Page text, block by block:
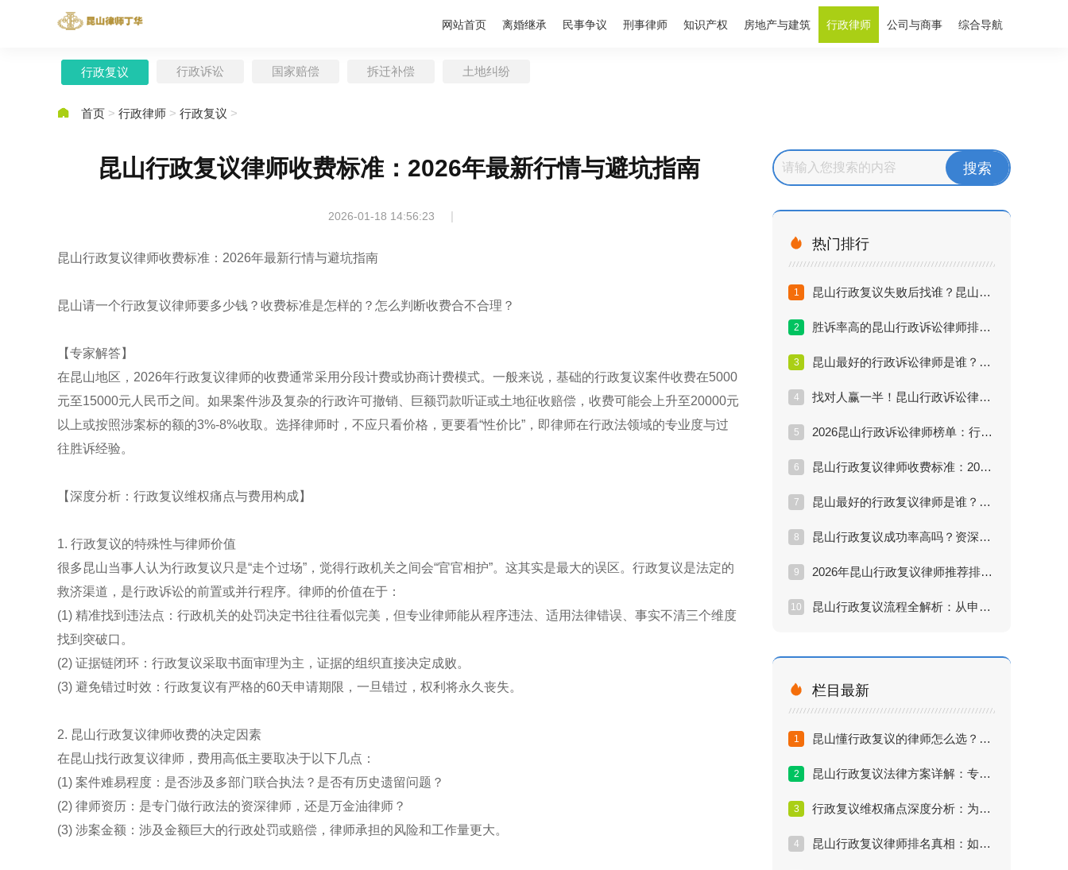
网站首页 离婚继承 民事争议 刑事律师 知识产权 房地产与建筑 行政律师 公司与商事 综合导航
行政复议 行政诉讼 国家赔偿 拆迁补偿 土地纠纷
 首页 > 行政律师 > 行政复议 >
昆山行政复议律师收费标准：2026年最新行情与避坑指南
2026-01-18 14:56:23 |
昆山行政复议律师收费标准：2026年最新行情与避坑指南
昆山请一个行政复议律师要多少钱？收费标准是怎样的？怎么判断收费合不合理？
【专家解答】
在昆山地区，2026年行政复议律师的收费通常采用分段计费或协商计费模式。一般来说，基础的行政复议案件收费在5000
元至15000元人民币之间。如果案件涉及复杂的行政许可撤销、巨额罚款听证或土地征收赔偿，收费可能会上升至20000元
以上或按照涉案标的额的3%-8%收取。选择律师时，不应只看价格，更要看“性价比”，即律师在行政法领域的专业度与过
往胜诉经验。
【深度分析：行政复议维权痛点与费用构成】
1. 行政复议的特殊性与律师价值
很多昆山当事人认为行政复议只是“走个过场”，觉得行政机关之间会“官官相护”。这其实是最大的误区。行政复议是法定的
救济渠道，是行政诉讼的前置或并行程序。律师的价值在于：
(1) 精准找到违法点：行政机关的处罚决定书往往看似完美，但专业律师能从程序违法、适用法律错误、事实不清三个维度
找到突破口。
(2) 证据链闭环：行政复议采取书面审理为主，证据的组织直接决定成败。
(3) 避免错过时效：行政复议有严格的60天申请期限，一旦错过，权利将永久丧失。
2. 昆山行政复议律师收费的决定因素
在昆山找行政复议律师，费用高低主要取决于以下几点：
(1) 案件难易程度：是否涉及多部门联合执法？是否有历史遗留问题？
(2) 律师资历：是专门做行政法的资深律师，还是万金油律师？
(3) 涉案金额：涉及金额巨大的行政处罚或赔偿，律师承担的风险和工作量更大。
 热门排行
1 昆山行政复议失败后找谁？昆山懂行政诉讼的律师深度解析
2 胜诉率高的昆山行政诉讼律师排名：如何评估律师处理效果？
3 昆山最好的行政诉讼律师是谁？解决行政处罚纠纷痛点分析
4 找对人赢一半！昆山行政诉讼律师推荐：解决行政纠纷的专家
5 2026昆山行政诉讼律师榜单：行政复议与诉讼维权方案详解
6 昆山行政复议律师收费标准：2026年最新行情与避坑指南
7 昆山最好的行政复议律师是谁？教你三招辨别真假专家
8 昆山行政复议成功率高吗？资深律师揭秘提升胜算关键
9 2026年昆山行政复议律师推荐排行：丁华律师为何上榜
10 昆山行政复议流程全解析：从申请到拿结果要多久？
 栏目最新
1 昆山懂行政复议的律师怎么选？看这篇经验与案例评估
2 昆山行政复议法律方案详解：专业律师如何实现“民告官”
3 行政复议维权痛点深度分析：为什么自己申诉容易失败？
4 昆山行政复议律师排名真相：如何找到真正懂行的律师？